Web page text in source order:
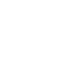
1912